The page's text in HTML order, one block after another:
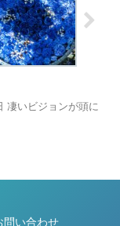
凄いビジョンが頭に
問い合わせ